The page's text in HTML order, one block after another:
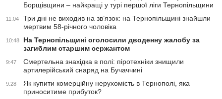
Борщівщини – найкращі у турі першої ліги Тернопільщини
11:04
Три дні не виходив на зв’язок: на Тернопільщині знайшли
мертвим 58-річного чоловіка
10:48
На Тернопільщині оголосили дводенну жалобу за
загиблим старшим сержантом
9:47
Смертельна знахідка в полі: піротехніки знищили
артилерійський снаряд на Бучаччині
9:28
Як купити комерційну нерухомість в Тернополі, яка
приноситиме прибуток?